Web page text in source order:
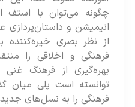
چگونه می‌توان با استف اده
انیمیشن و داستان‌پردازی
از نظر بصری خیره‌کننده
فرهنگی و اخلاقی را منتقل
بهره‌گیری از فرهنگ غنی
توانسته‌ است پلی میان
فرهنگی را به نسل‌های جدید